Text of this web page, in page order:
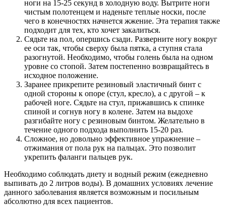
ноги на 15-25 секунд в холодную воду. Вытрите ноги
чистым полотенцем и наденьте теплые носки, после
чего в конечностях начнется жжение. Эта терапия также
подходит для тех, кто хочет закалиться.
Сядьте на пол, опершись сзади. Разверните ногу вокруг
ее оси так, чтобы сверху была пятка, а ступня стала
разогнутой. Необходимо, чтобы голень была на одном
уровне со стопой. Затем постепенно возвращайтесь в
исходное положение.
Заранее прикрепите резиновый эластичный бинт с
одной стороны к опоре (стул, кресло), а с другой – к
рабочей ноге. Сядьте на стул, прижавшись к спинке
спиной и согнув ногу в колене. Затем на выдохе
разгибайте ногу с резиновым бинтом. Желательно в
течение одного подхода выполнить 15-20 раз.
Сложное, но довольно эффективное упражнение –
отжимания от пола рук на пальцах. Это позволит
укрепить фаланги пальцев рук.
Необходимо соблюдать диету и водный режим (ежедневно
выпивать до 2 литров воды). В домашних условиях лечение
данного заболевания является возможным и посильным
абсолютно для всех пациентов.